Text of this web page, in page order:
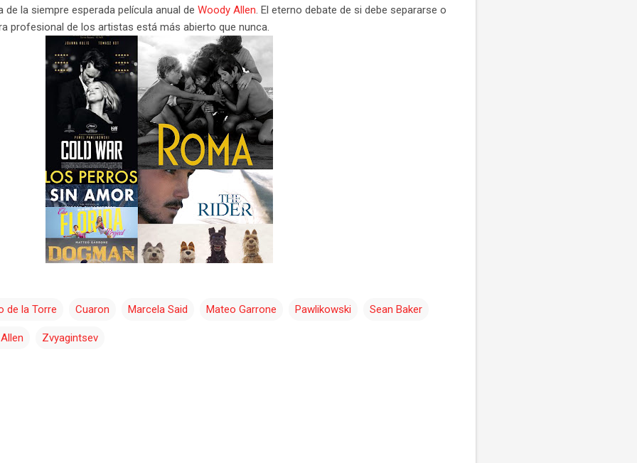
la siempre esperada película anual de Woody Allen . El eterno debate de si debe separarse o
profesional de los artistas está más abierto que nunca.
de la Torre Cuaron Marcela Said Mateo Garrone Pawlikowski Sean Baker
Zvyagintsev